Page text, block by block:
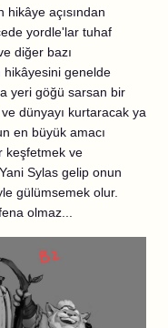
hikâye açısından
yordle'lar tuhaf
diğer bazı
hikâyesini genelde
yeri göğü sarsan bir
dünyayı kurtaracak ya
en büyük amacı
keşfetmek ve
Sylas gelip onun
gülümsemek olur.
olmaz...